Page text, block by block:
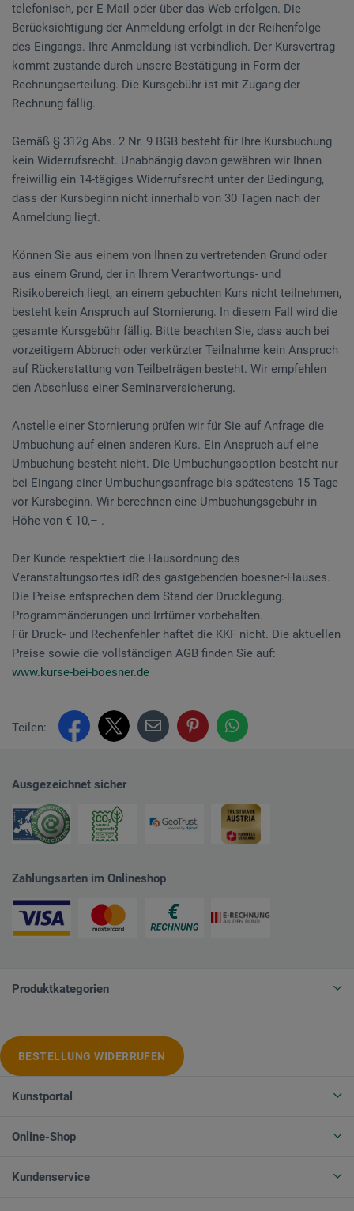
telefonisch, per E-Mail oder über das Web erfolgen. Die
Berücksichtigung der Anmeldung erfolgt in der Reihenfolge
des Eingangs. Ihre Anmeldung ist verbindlich. Der Kursvertrag
kommt zustande durch unsere Bestätigung in Form der
Rechnungserteilung. Die Kursgebühr ist mit Zugang der
Rechnung fällig.
Gemäß § 312g Abs. 2 Nr. 9 BGB besteht für Ihre Kursbuchung
kein Widerrufsrecht. Unabhängig davon gewähren wir Ihnen
freiwillig ein 14-tägiges Widerrufsrecht unter der Bedingung,
dass der Kursbeginn nicht innerhalb von 30 Tagen nach der
Anmeldung liegt.
Können Sie aus einem von Ihnen zu vertretenden Grund oder
aus einem Grund, der in Ihrem Verantwortungs- und
Risikobereich liegt, an einem gebuchten Kurs nicht teilnehmen,
besteht kein Anspruch auf Stornierung. In diesem Fall wird die
gesamte Kursgebühr fällig. Bitte beachten Sie, dass auch bei
vorzeitigem Abbruch oder verkürzter Teilnahme kein Anspruch
auf Rückerstattung von Teilbeträgen besteht. Wir empfehlen
den Abschluss einer Seminarversicherung.
Anstelle einer Stornierung prüfen wir für Sie auf Anfrage die
Umbuchung auf einen anderen Kurs. Ein Anspruch auf eine
Umbuchung besteht nicht. Die Umbuchungsoption besteht nur
bei Eingang einer Umbuchungsanfrage bis spätestens 15 Tage
vor Kursbeginn. Wir berechnen eine Umbuchungsgebühr in
Höhe von € 10,– .
Der Kunde respektiert die Hausordnung des
Veranstaltungsortes idR des gastgebenden boesner-Hauses.
Die Preise entsprechen dem Stand der Drucklegung.
Programmänderungen und Irrtümer vorbehalten.
Für Druck- und Rechenfehler haftet die KKF nicht. Die aktuellen
Preise sowie die vollständigen AGB finden Sie auf:
www.kurse-bei-boesner.de
Teilen:
Ausgezeichnet sicher
Zahlungsarten im Onlineshop
Produktkategorien
BESTELLUNG WIDERRUFEN
Kunstportal
Online-Shop
Kundenservice